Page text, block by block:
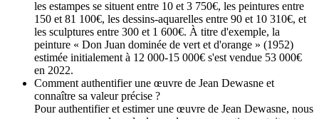
les estampes se situent entre 10 et 3 750€, les peintures entre
150 et 81 100€, les dessins-aquarelles entre 90 et 10 310€, et
les sculptures entre 300 et 1 600€. À titre d'exemple, la
peinture « Don Juan dominée de vert et d'orange » (1952)
estimée initialement à 12 000-15 000€ s'est vendue 53 000€
en 2022.
Comment authentifier une œuvre de Jean Dewasne et
connaître sa valeur précise ?
Pour authentifier et estimer une œuvre de Jean Dewasne, nous